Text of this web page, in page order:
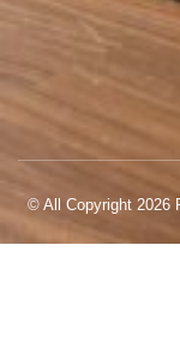
© All Copyright 2026